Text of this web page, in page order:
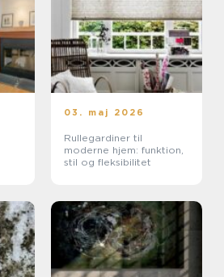
03. maj 2026
Rullegardiner til
moderne hjem: funktion,
stil og fleksibilitet